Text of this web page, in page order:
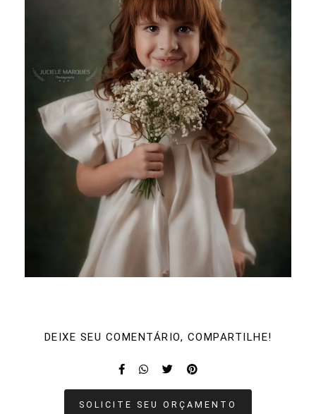
DEIXE SEU COMENTÁRIO, COMPARTILHE!
SOLICITE SEU ORÇAMENTO